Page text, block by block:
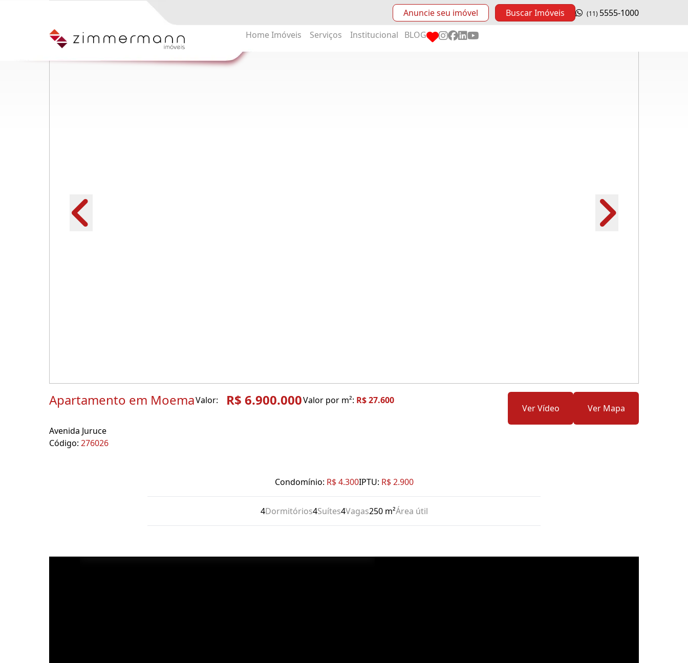
Anuncie seu imóvel Buscar Imóveis (11) 5555-1000
Home Imóveis Serviços Institucional BLOG
Apartamento em MoemaValor: R$ 6.900.000Valor por m²: R$ 27.600
Avenida Juruce
Código: 276026
Ver Vídeo Ver Mapa
Condomínio: R$ 4.300IPTU: R$ 2.900
4Dormitórios4Suítes4Vagas250 m²Área útil